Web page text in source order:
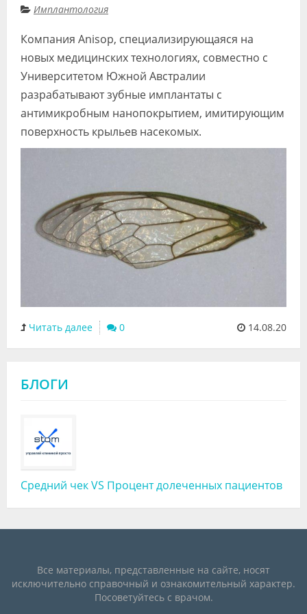
Видео
Форум
Клиники
Специалисты
Галерея
Имплантология
Компания Anisop, специализирующаяся на
новых медицинских технологиях, совместно с
Университетом Южной Австралии
разрабатывают зубные имплантаты с
антимикробным нанопокрытием, имитирующим
поверхность крыльев насекомых.
Читать далее 0 14.08.20
БЛОГИ
Средний чек VS Процент долеченных пациентов
Все материалы, представленные на сайте, носят
исключительно справочный и ознакомительный характер.
Посоветуйтесь с врачом.